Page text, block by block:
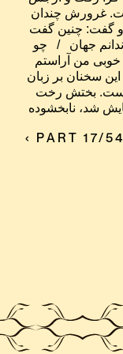
‹ PART 17/54